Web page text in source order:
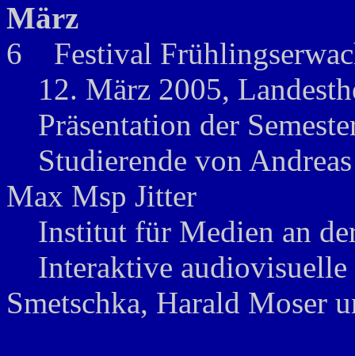
März
6 Festival
12. März 2005,
Präsentation der
Studierende von
Max Msp Jitter
Institut für Medien an
Interaktive audiovisuelle
Smetschka, Harald Moser